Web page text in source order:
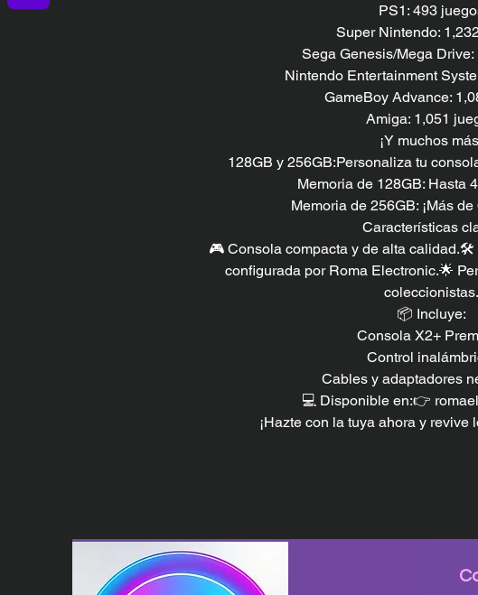
PS1: 493
Super Nintendo:
Sega Genesis/Mega
Nintendo Entertainment
GameBoy Advance:
Amiga: 1,051
¡Y muchos
128GB y 256GB:Personaliza tu
Memoria de 128GB: Hasta
Memoria de 256GB: ¡Más
Características
🎮 Consola compacta y de alta
configurada por Roma Electronic.🌟
coleccionistas.
📦 Incluye:
Consola X2+
Control
Cables y adaptadores
💻 Disponible en:👉
¡Hazte con la tuya ahora y revive